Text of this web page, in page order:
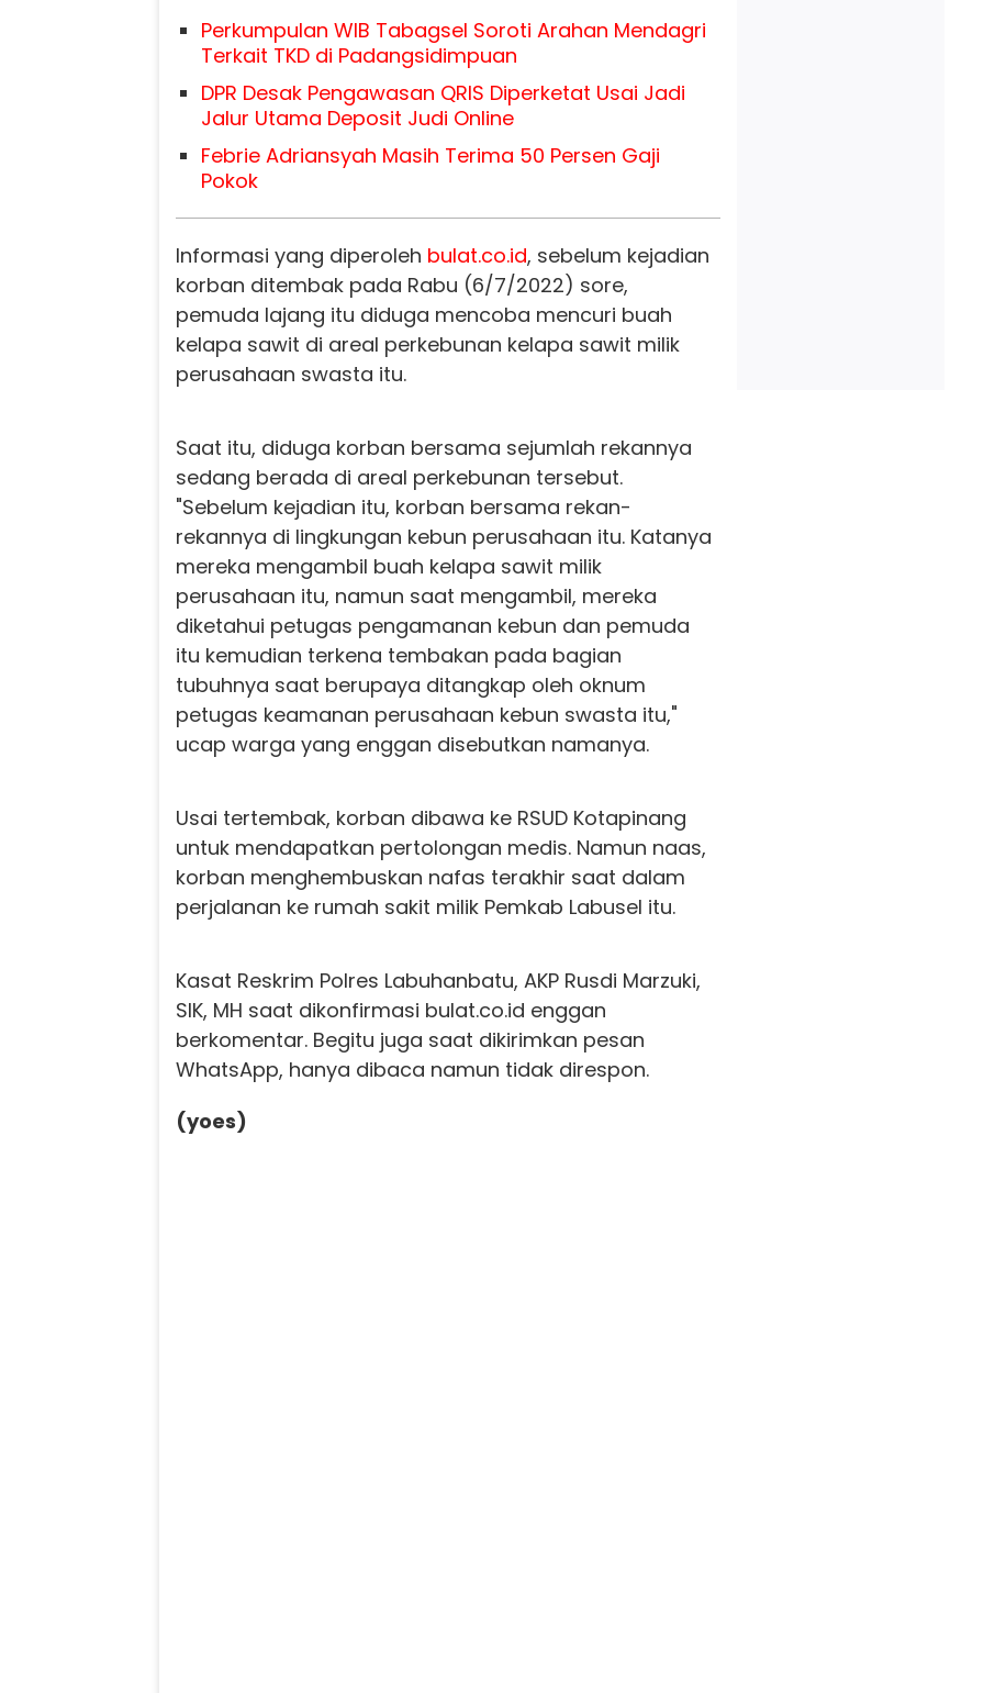
Perkumpulan WIB Tabagsel Soroti Arahan Mendagri
Terkait TKD di Padangsidimpuan
DPR Desak Pengawasan QRIS Diperketat Usai Jadi
Jalur Utama Deposit Judi Online
Febrie Adriansyah Masih Terima 50 Persen Gaji
Pokok
Informasi yang diperoleh bulat.co.id, sebelum kejadian
korban ditembak pada Rabu (6/7/2022) sore,
pemuda lajang itu diduga mencoba mencuri buah
kelapa sawit di areal perkebunan kelapa sawit milik
perusahaan swasta itu.
Saat itu, diduga korban bersama sejumlah rekannya
sedang berada di areal perkebunan tersebut.
"Sebelum kejadian itu, korban bersama rekan-
rekannya di lingkungan kebun perusahaan itu. Katanya
mereka mengambil buah kelapa sawit milik
perusahaan itu, namun saat mengambil, mereka
diketahui petugas pengamanan kebun dan pemuda
itu kemudian terkena tembakan pada bagian
tubuhnya saat berupaya ditangkap oleh oknum
petugas keamanan perusahaan kebun swasta itu,"
ucap warga yang enggan disebutkan namanya.
Usai tertembak, korban dibawa ke RSUD Kotapinang
untuk mendapatkan pertolongan medis. Namun naas,
korban menghembuskan nafas terakhir saat dalam
perjalanan ke rumah sakit milik Pemkab Labusel itu.
Kasat Reskrim Polres Labuhanbatu, AKP Rusdi Marzuki,
SIK, MH saat dikonfirmasi bulat.co.id enggan
berkomentar. Begitu juga saat dikirimkan pesan
WhatsApp, hanya dibaca namun tidak direspon.
(yoes)